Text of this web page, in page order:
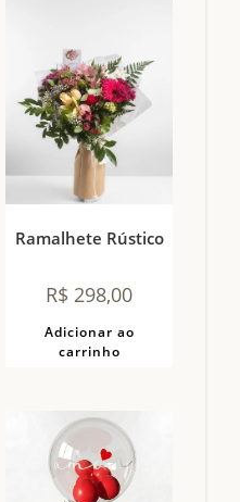
Ramalhete Rústico
R$ 298,00
Adicionar ao
carrinho